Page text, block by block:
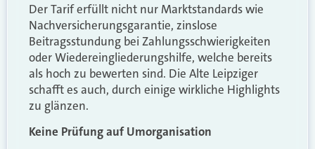
Der Tarif erfüllt nicht nur Marktstandards wie
Nachversicherungsgarantie, zinslose
Beitragsstundung bei Zahlungsschwierigkeiten
oder Wiedereingliederungshilfe, welche bereits
als hoch zu bewerten sind. Die Alte Leipziger
schafft es auch, durch einige wirkliche Highlights
zu glänzen.
Keine Prüfung auf Umorganisation